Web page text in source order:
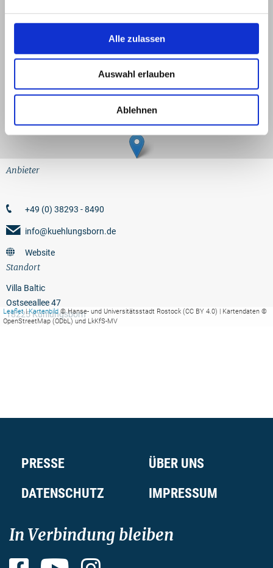
Alle zulassen
Auswahl erlauben
Ablehnen
−
Leaflet|Kartenbild© Hanse- und Universitätsstadt Rostock (CC BY 4.0) | Kartendaten ©
OpenStreetMap (ODbL) und LkKfS-MV
Anbieter
+49 (0) 38293 - 8490
info@kuehlungsborn.de
Website
Standort
Villa Baltic
Ostseeallee 47
18225 Kühlungsborn
PRESSE
ÜBER UNS
DATENSCHUTZ
IMPRESSUM
In Verbindung bleiben